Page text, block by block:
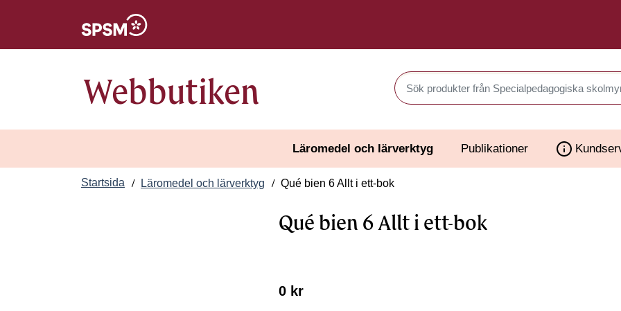
Webbutiken Sök produkter i Webbutiken
Läromedel och lärverktyg Publikationer
Startsida Läromedel och lärverktyg Qué bien 6 Allt i ett-bok
Qué bien 6 Allt i ett-bok
0 kr